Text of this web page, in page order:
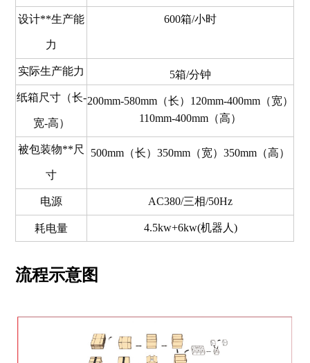
设计**生产能
力
600箱/小时
实际生产能力
5箱/分钟
纸箱尺寸（长-
宽-高）
200mm-580mm（长）120mm-400mm（宽）
110mm-400mm（高）
被包装物**尺
寸
500mm（长）350mm（宽）350mm（高）
电源 AC380/三相/50Hz
耗电量 4.5kw+6kw(机器人)
流程示意图